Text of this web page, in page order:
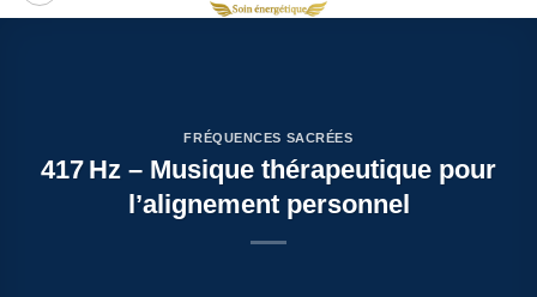
FRÉQUENCES SACRÉES
417 Hz – Musique thérapeutique pour
l’alignement personnel